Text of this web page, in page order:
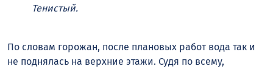
Тенистый.
По словам горожан, после плановых работ вода так и
не поднялась на верхние этажи. Судя по всему,